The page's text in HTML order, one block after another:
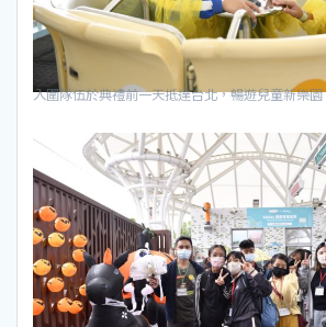
入圍隊伍於典禮前一天抵達台北，暢遊兒童新樂園